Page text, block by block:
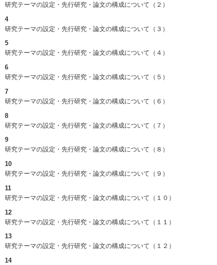
研究テーマの設定・先行研究・論文の構成について（２）
4
研究テーマの設定・先行研究・論文の構成について（３）
5
研究テーマの設定・先行研究・論文の構成について（４）
6
研究テーマの設定・先行研究・論文の構成について（５）
7
研究テーマの設定・先行研究・論文の構成について（６）
8
研究テーマの設定・先行研究・論文の構成について（７）
9
研究テーマの設定・先行研究・論文の構成について（８）
10
研究テーマの設定・先行研究・論文の構成について（９）
11
研究テーマの設定・先行研究・論文の構成について（１０）
12
研究テーマの設定・先行研究・論文の構成について（１１）
13
研究テーマの設定・先行研究・論文の構成について（１２）
14